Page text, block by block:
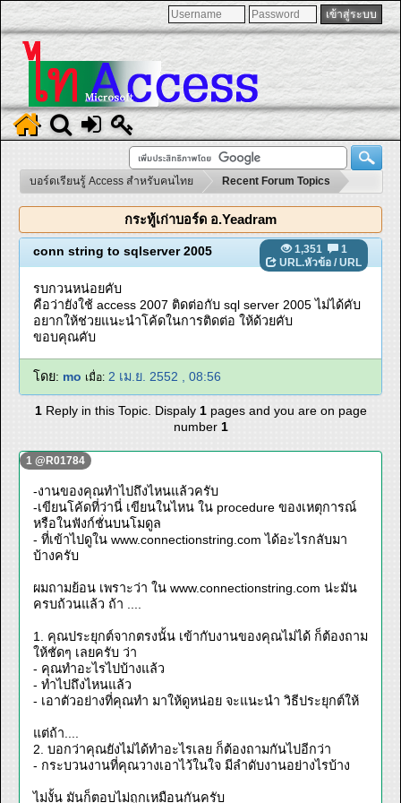
บอร์ดเรียนรู้ Access สำหรับคนไทย Recent Forum Topics
กระทู้เก่าบอร์ด อ.Yeadram
1,351
1
URL.หัวข้อ / URL
conn string to sqlserver 2005
รบกวนหน่อยคับ
คือว่ายังใช้ access 2007 ติดต่อกับ sql server 2005 ไม่ได้คับ
อยากให้ช่วยแนะนำโค้ดในการติดต่อ ให้ด้วยคับ
ขอบคุณคับ
โดย: mo เมื่อ: 2 เม.ย. 2552 , 08:56
1Reply in this Topic. Dispaly 1 pages and you are on page
number 1
1 @R01784
-งานของคุณทำไปถึงไหนแล้วครับ
-เขียนโค้ดที่ว่านี่ เขียนในไหน ใน procedure ของเหตุการณ์
หรือในฟังก์ชั่นบนโมดูล
- ที่เข้าไปดูใน www.connectionstring.com ได้อะไรกลับมา
บ้างครับ
ผมถามย้อน เพราะว่า ใน www.connectionstring.com น่ะมัน
ครบถ้วนแล้ว ถ้า ....
1. คุณประยุกต์จากตรงนั้น เข้ากับงานของคุณไม่ได้ ก็ต้องถาม
ให้ชัดๆ เลยครับ ว่า
- คุณทำอะไรไปบ้างแล้ว
- ทำไปถึงไหนแล้ว
- เอาตัวอย่างที่คุณทำ มาให้ดูหน่อย จะแนะนำ วิธีประยุกต์ให้
แต่ถ้า....
2. บอกว่าคุณยังไม่ได้ทำอะไรเลย ก็ต้องถามกันไปอีกว่า
- กระบวนงานที่คุณวางเอาไว้ในใจ มีลำดับงานอย่างไรบ้าง
ไม่งั้น มันก็ตอบไม่ถูกเหมือนกันครับ